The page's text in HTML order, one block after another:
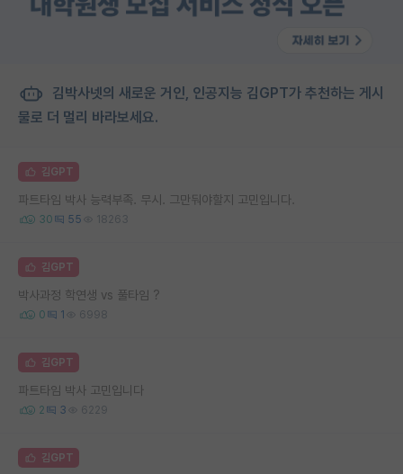
김박사넷의 새로운 거인, 인공지능 김GPT가 추천하는 게시
물로 더 멀리 바라보세요.
김GPT
파트타임 박사 능력부족. 무시. 그만둬야할지 고민입니다.
30 55 18263
김GPT
박사과정 학연생 vs 풀타임 ?
0 1 6998
김GPT
파트타임 박사 고민입니다
2 3 6229
김GPT